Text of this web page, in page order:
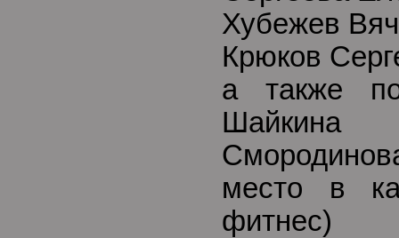
Хубежев
Крюков
а также
Шайкина
место в
фитнес)